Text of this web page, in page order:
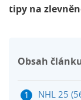
tipy na
Obsah
NHL 25